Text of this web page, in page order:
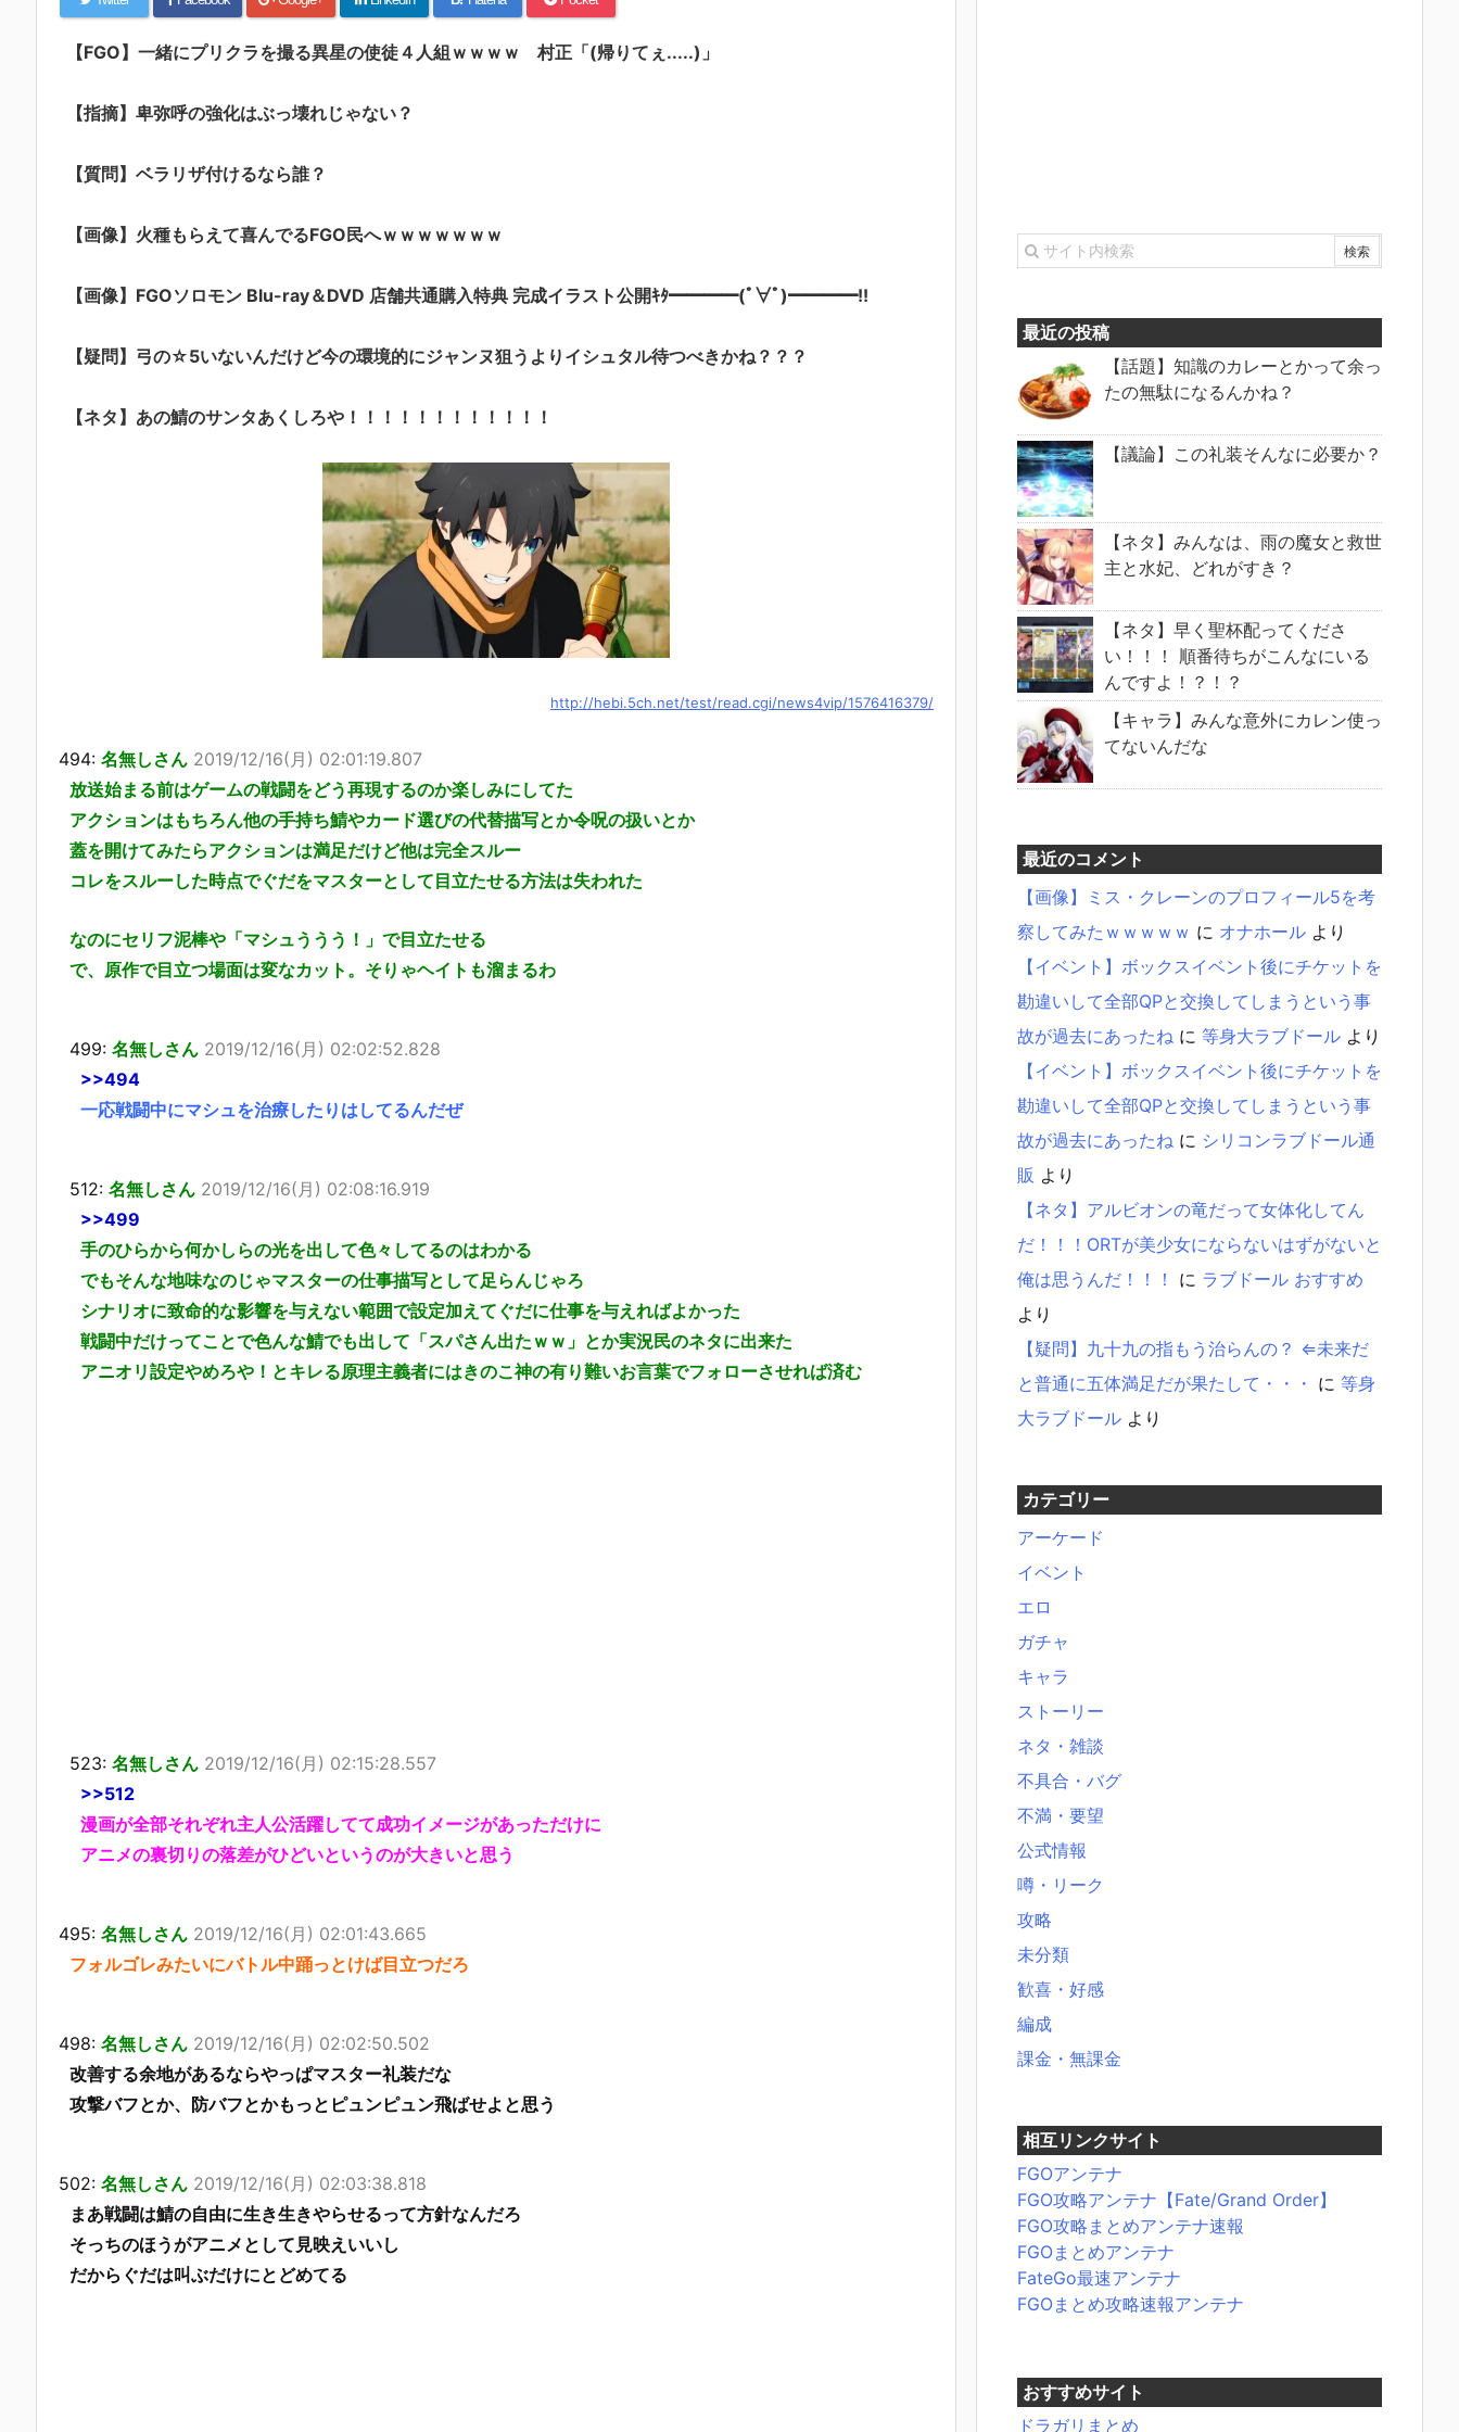
【FGO】一緒にプリクラを撮る異星の使徒４人組ｗｗｗｗ 村正「(帰りてぇ.....)」
【指摘】卑弥呼の強化はぶっ壊れじゃない？
【質問】ベラリザ付けるなら誰？
【画像】火種もらえて喜んでるFGO民へｗｗｗｗｗｗｗ
【画像】FGOソロモン Blu-ray＆DVD 店舗共通購入特典 完成イラスト公開ｷﾀ━━━━(ﾟ∀ﾟ)━━━━!!
【疑問】弓の☆5いないんだけど今の環境的にジャンヌ狙うよりイシュタル待つべきかね？？？
【ネタ】あの鯖のサンタあくしろや！！！！！！！！！！！！
http://hebi.5ch.net/test/read.cgi/news4vip/1576416379/
494: 名無しさん 2019/12/16(月) 02:01:19.807
放送始まる前はゲームの戦闘をどう再現するのか楽しみにしてた
アクションはもちろん他の手持ち鯖やカード選びの代替描写とか令呪の扱いとか
蓋を開けてみたらアクションは満足だけど他は完全スルー
コレをスルーした時点でぐだをマスターとして目立たせる方法は失われた
なのにセリフ泥棒や「マシュううう！」で目立たせる
で、原作で目立つ場面は変なカット。そりゃヘイトも溜まるわ
499: 名無しさん 2019/12/16(月) 02:02:52.828
>>494
一応戦闘中にマシュを治療したりはしてるんだぜ
512: 名無しさん 2019/12/16(月) 02:08:16.919
>>499
手のひらから何かしらの光を出して色々してるのはわかる
でもそんな地味なのじゃマスターの仕事描写として足らんじゃろ
シナリオに致命的な影響を与えない範囲で設定加えてぐだに仕事を与えればよかった
戦闘中だけってことで色んな鯖でも出して「スパさん出たｗｗ」とか実況民のネタに出来た
アニオリ設定やめろや！とキレる原理主義者にはきのこ神の有り難いお言葉でフォローさせれば済む
523: 名無しさん 2019/12/16(月) 02:15:28.557
>>512
漫画が全部それぞれ主人公活躍してて成功イメージがあっただけに
アニメの裏切りの落差がひどいというのが大きいと思う
495: 名無しさん 2019/12/16(月) 02:01:43.665
フォルゴレみたいにバトル中踊っとけば目立つだろ
498: 名無しさん 2019/12/16(月) 02:02:50.502
改善する余地があるならやっぱマスター礼装だな
攻撃バフとか、防バフとかもっとピュンピュン飛ばせよと思う
502: 名無しさん 2019/12/16(月) 02:03:38.818
まあ戦闘は鯖の自由に生き生きやらせるって方針なんだろ
そっちのほうがアニメとして見映えいいし
だからぐだは叫ぶだけにとどめてる
最近の投稿
【話題】知識のカレーとかって余っ
たの無駄になるんかね？
【議論】この礼装そんなに必要か？
【ネタ】みんなは、雨の魔女と救世
主と水妃、どれがすき？
【ネタ】早く聖杯配ってくださ
い！！！ 順番待ちがこんなにいる
んですよ！？！？
【キャラ】みんな意外にカレン使っ
てないんだな
最近のコメント
【画像】ミス・クレーンのプロフィール5を考
察してみたｗｗｗｗｗ に オナホール より
【イベント】ボックスイベント後にチケットを
勘違いして全部QPと交換してしまうという事
故が過去にあったね に 等身大ラブドール より
【イベント】ボックスイベント後にチケットを
勘違いして全部QPと交換してしまうという事
故が過去にあったね に シリコンラブドール通
販 より
【ネタ】アルビオンの竜だって女体化してん
だ！！！ORTが美少女にならないはずがないと
俺は思うんだ！！！
に ラブドール おすすめ
より
【疑問】九十九の指もう治らんの？ ⇐未来だ
と普通に五体満足だが果たして・・・ に 等身
大ラブドール より
カテゴリー
アーケード
イベント
エロ
ガチャ
キャラ
ストーリー
ネタ・雑談
不具合・バグ
不満・要望
公式情報
噂・リーク
攻略
未分類
歓喜・好感
編成
課金・無課金
相互リンクサイト
FGOアンテナ
FGO攻略アンテナ【Fate/Grand Order】
FGO攻略まとめアンテナ速報
FGOまとめアンテナ
FateGo最速アンテナ
FGOまとめ攻略速報アンテナ
おすすめサイト
ドラガリまとめ